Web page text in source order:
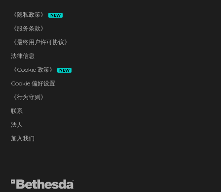
《隐私政策》 NEW
《服务条款》
《最终用户许可协议》
法律信息
《Cookie 政策》
NEW
Cookie 偏好设置
《行为守则》
联系
法人
加入我们